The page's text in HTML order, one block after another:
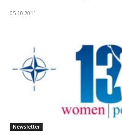
05.10.2011
Newsletter